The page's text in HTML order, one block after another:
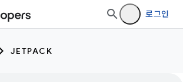
로그인
JETPACK